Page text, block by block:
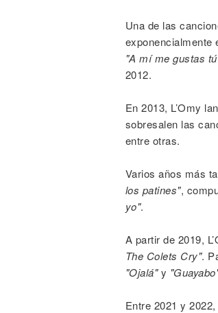
Una de las
exponencialmente
"A mí me gustas
2012.
En 2013, L’Omy
sobresalen las
entre otras.
Varios años más
los patines",
yo".
A partir de 2019,
The Colets Cry".
"Ojalá"y
Entre 2021 y